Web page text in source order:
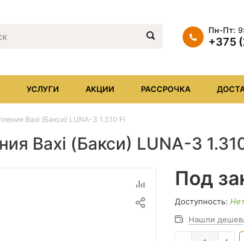
Пн-Пт:
+375
+375
УСЛУГИ АКЦИИ РАССРОЧКА
Baxi (Бакси) LUNA-3 1.310 Fi
Baxi (Бакси) LUNA-3
Под
Доступность:
Нашли